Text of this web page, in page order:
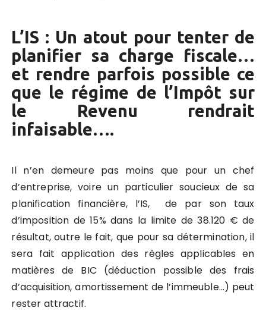
L’IS : Un atout pour tenter de
planifier sa charge fiscale…
et rendre parfois possible ce
que le régime de l’Impôt sur
le Revenu rendrait
infaisable….
Il n’en demeure pas moins que pour un chef
d’entreprise, voire un particulier soucieux de sa
planification financière, l’IS, de par son taux
d’imposition de 15% dans la limite de 38.120 € de
résultat, outre le fait, que pour sa détermination, il
sera fait application des règles applicables en
matières de BIC (déduction possible des frais
d’acquisition, amortissement de l’immeuble…) peut
rester attractif.